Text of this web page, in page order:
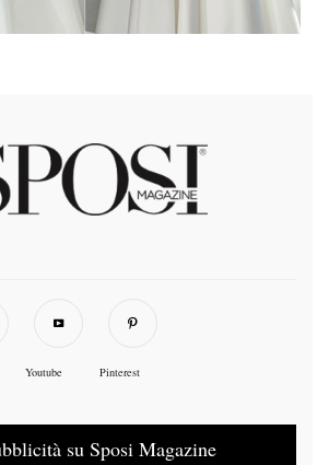
Youtube Pinterest
su Sposi Magazine